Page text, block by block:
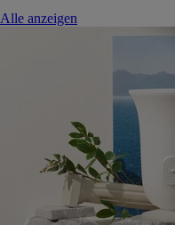
Alle anzeigen